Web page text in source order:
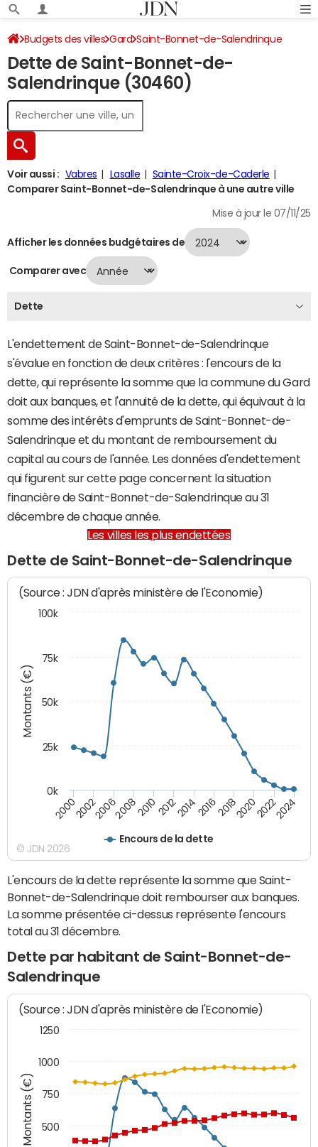
Budgets des villes Gard Saint-Bonnet-de-Salendrinque
Dette au 31/12/2024
Dette de Saint-Bonnet-de-
Salendrinque (30460)
Voir aussi : Vabres Lasalle
Sainte-Croix-de-Caderle
Comparer Saint-Bonnet-de-Salendrinque à une autre ville
Mise à jour le 07/11/25
Afficher les données budgétaires de
Comparer avec
Dette
L'endettement de Saint-Bonnet-de-Salendrinque
s'évalue en fonction de deux critères : l'encours de la
dette, qui représente la somme que la commune du Gard
doit aux banques, et l'annuité de la dette, qui équivaut à la
somme des intérêts d'emprunts de Saint-Bonnet-de-
Salendrinque et du montant de remboursement du
capital au cours de l'année. Les données d'endettement
qui figurent sur cette page concernent la situation
financière de Saint-Bonnet-de-Salendrinque au 31
décembre de chaque année.
Les villes les plus endettées
Dette de Saint-Bonnet-de-Salendrinque
Montants (€)
(Source : JDN d'après ministère de l'Economie)
Encours de la dette
200020022006200820102012201420162018202020222024
0k
25k
50k
75k
100k
© JDN 2026
L'encours de la dette représente la somme que Saint-
Bonnet-de-Salendrinque doit rembourser aux banques.
La somme présentée ci-dessus représente l'encours
total au 31 décembre.
Dette par habitant de Saint-Bonnet-de-
Salendrinque
Montants (€)
(Source : JDN d'après ministère de l'Economie)
500
750
1000
1250